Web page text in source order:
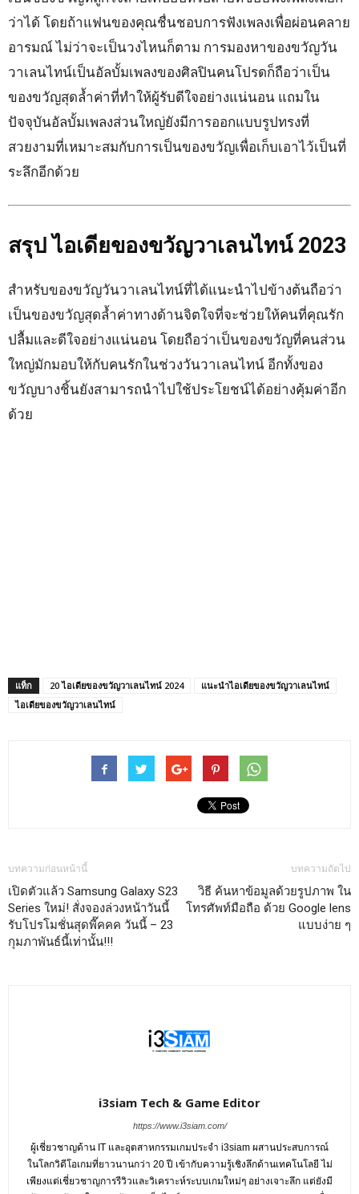
ว่าได้ โดยถ้าแฟนของคุณชื่นชอบการฟังเพลงเพื่อผ่อนคลาย
อารมณ์ ไม่ว่าจะเป็นวงไหนก็ตาม การมองหาของขวัญวัน
วาเลนไทน์เป็นอัลบั้มเพลงของศิลปินคนโปรดก็ถือว่าเป็น
ของขวัญสุดล้ำค่าที่ทำให้ผู้รับดีใจอย่างแน่นอน แถมใน
ปัจจุบันอัลบั้มเพลงส่วนใหญ่ยังมีการออกแบบรูปทรงที่
สวยงามที่เหมาะสมกับการเป็นของขวัญเพื่อเก็บเอาไว้เป็นที่
ระลึกอีกด้วย
สรุป ไอเดียของขวัญวาเลนไทน์ 2023
สำหรับของขวัญวันวาเลนไทน์ที่ได้แนะนำไปข้างต้นถือว่า
เป็นของขวัญสุดล้ำค่าทางด้านจิตใจที่จะช่วยให้คนที่คุณรัก
ปลื้มและดีใจอย่างแน่นอน โดยถือว่าเป็นของขวัญที่คนส่วน
ใหญ่มักมอบให้กับคนรักในช่วงวันวาเลนไทน์ อีกทั้งของ
ขวัญบางชิ้นยังสามารถนำไปใช้ประโยชน์ได้อย่างคุ้มค่าอีก
ด้วย
แท็ก 20 ไอเดียของขวัญวาเลนไทน์ 2024
แนะนำไอเดียของขวัญวาเลนไทน์
ไอเดียของขวัญวาเลนไทน์
บทความก่อนหน้านี้
เปิดตัวแล้ว Samsung Galaxy S23
Series ใหม่! สั่งจองล่วงหน้าวันนี้
รับโปรโมชั่นสุดพี๊คคค วันนี้ – 23
กุมภาพันธ์นี้เท่านั้น!!!
บทความถัดไป
วิธี ค้นหาข้อมูลด้วยรูปภาพ ใน
โทรศัพท์มือถือ ด้วย Google lens
แบบง่าย ๆ
i3siam Tech & Game Editor
https://www.i3siam.com/
ผู้เชี่ยวชาญด้าน IT และอุตสาหกรรมเกมประจำ i3siam ผสานประสบการณ์
ในโลกวิดีโอเกมที่ยาวนานกว่า 20 ปี เข้ากับความรู้เชิงลึกด้านเทคโนโลยี ไม่
เพียงแต่เชี่ยวชาญการรีวิวและวิเคราะห์ระบบเกมใหม่ๆ อย่างเจาะลึก แต่ยังมี